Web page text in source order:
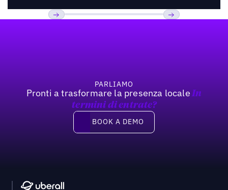
PARLIAMO
Pronti a trasformare la presenza locale In
termini di entrate?
Book a demo
BOOK A DEMO